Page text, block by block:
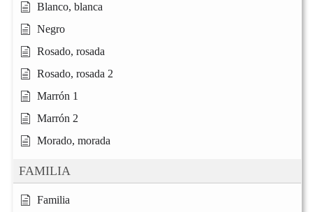
Blanco, blanca
Negro
Rosado, rosada
Rosado, rosada 2
Marrón 1
Marrón 2
Morado, morada
FAMILIA
Familia